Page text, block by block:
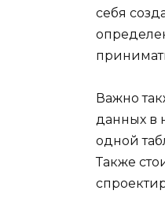
себя
Важно
данных в
одной
Также